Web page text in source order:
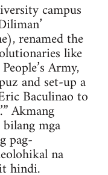
campus
renamed the
like
Army,
and set-up a
Baculinao to
Akmang
mga
pag-
na
hindi.